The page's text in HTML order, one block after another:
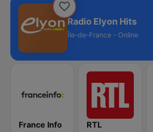
Radio Elyon Hits
Île-de-France - Online
France Info RTL